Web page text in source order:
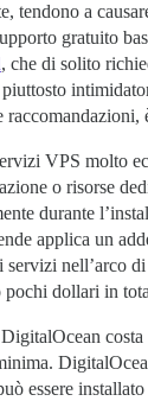
tendono a
gratuito
, che di solito
raccomandazioni,
VPS molto
o risorse
durante
applica un
nell’arco
pochi dollari in
costa
essere